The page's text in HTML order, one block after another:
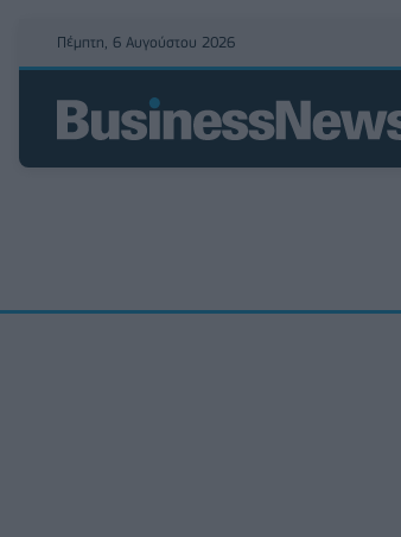
Πέμπτη, 6 Αυγούστου 2026